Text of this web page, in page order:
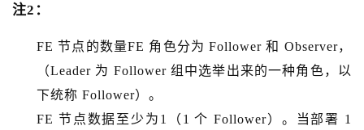
注2：
FE 节点的数量FE 角色分为 Follower 和 Observer，
（Leader 为 Follower 组中选举出来的一种角色，以
下统称 Follower）。
FE 节点数据至少为1（1 个 Follower）。当部署 1